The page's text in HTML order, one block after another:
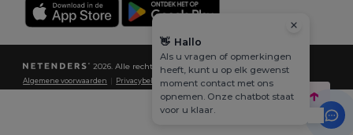
2026. Alle rechten voorbehouden
Algemene voorwaarden Privacybeleid|Cookiebeleid|Sitemap
👋 Hallo
Als u vragen of opmerkingen
heeft, kunt u op elk gewenst
moment contact met ons
opnemen. Onze chatbot staat
voor u klaar.